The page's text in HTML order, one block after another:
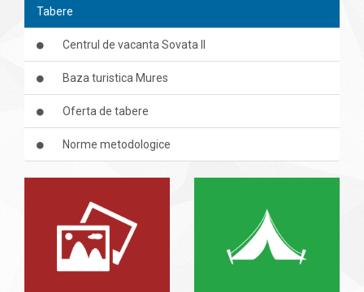
Tabere
Centrul de vacanta Sovata II
Baza turistica Mures
Oferta de tabere
Norme metodologice